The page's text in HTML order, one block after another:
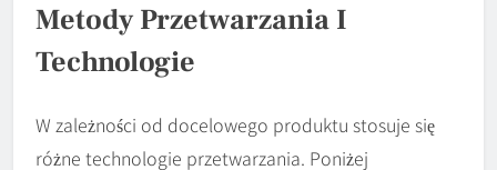
Metody Przetwarzania I
Technologie
W zależności od docelowego produktu stosuje się
różne technologie przetwarzania. Poniżej